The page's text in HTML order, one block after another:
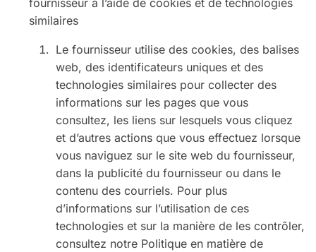
fournisseur à l’aide de cookies et de technologies
similaires
Le fournisseur utilise des cookies, des balises
web, des identificateurs uniques et des
technologies similaires pour collecter des
informations sur les pages que vous
consultez, les liens sur lesquels vous cliquez
et d’autres actions que vous effectuez lorsque
vous naviguez sur le site web du fournisseur,
dans la publicité du fournisseur ou dans le
contenu des courriels. Pour plus
d’informations sur l’utilisation de ces
technologies et sur la manière de les contrôler,
consultez notre Politique en matière de